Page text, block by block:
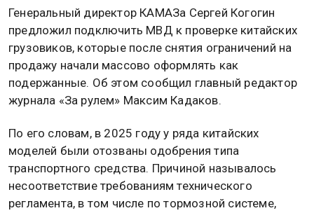
Генеральный директор КАМАЗа Сергей Когогин
предложил подключить МВД к проверке китайских
грузовиков, которые после снятия ограничений на
продажу начали массово оформлять как
подержанные. Об этом сообщил главный редактор
журнала «За рулем» Максим Кадаков.
По его словам, в 2025 году у ряда китайских
моделей были отозваны одобрения типа
транспортного средства. Причиной называлось
несоответствие требованиям технического
регламента, в том числе по тормозной системе,